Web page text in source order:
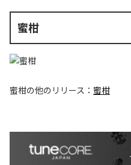
蜜柑
蜜柑の他のリリース： 蜜柑